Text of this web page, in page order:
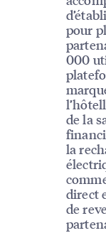
pour
000
de la
la
direct
de